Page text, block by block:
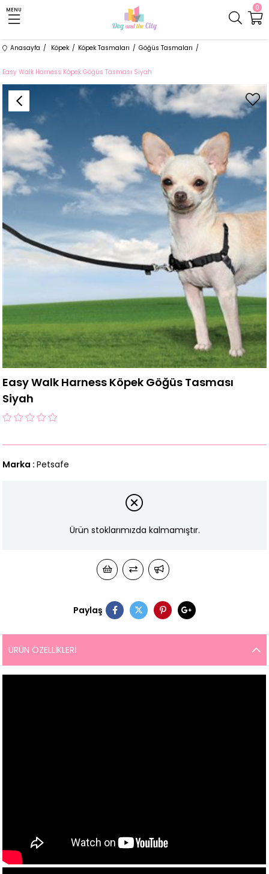
0
MENU
Anasayfa Köpek Köpek Tasmaları Göğüs Tasmaları
Easy Walk Harness Köpek Göğüs Tasması Siyah
Easy Walk Harness Köpek Göğüs Tasması
Siyah
Marka : Petsafe
Ürün stoklarımızda kalmamıştır.
Paylaş
ÜRÜN ÖZELLIKLERI